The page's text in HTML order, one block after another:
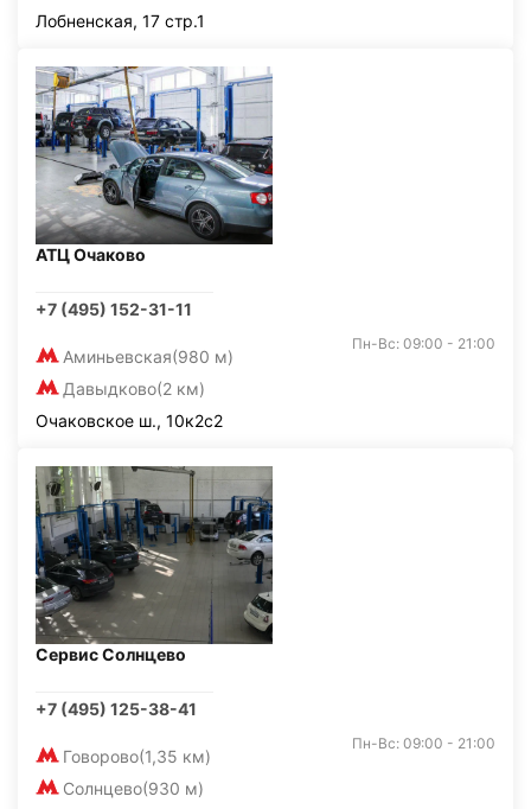
Лобненская, 17 стр.1
АТЦ Очаково
+7 (495) 152-31-11
Аминьевская(980 м)
Давыдково(2 км)
Пн-Вс: 09:00 - 21:00
Очаковское ш., 10к2с2
Сервис Солнцево
+7 (495) 125-38-41
Говорово(1,35 км)
Солнцево(930 м)
Пн-Вс: 09:00 - 21:00